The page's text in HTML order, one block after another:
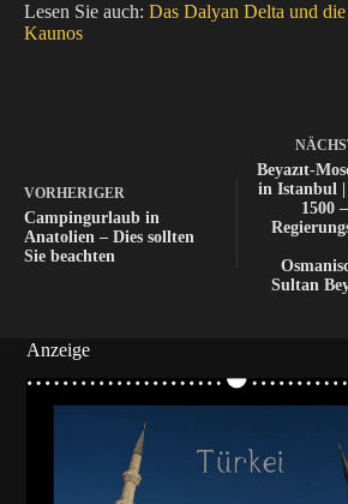
Lesen Sie auch: Das Dalyan Delta und
Kaunos
VORHERIGER
Campingurlaub in
Anatolien – Dies sollten
Sie beachten
Beyazıt-
in Istanbul
1500
Sultan
Anzeige